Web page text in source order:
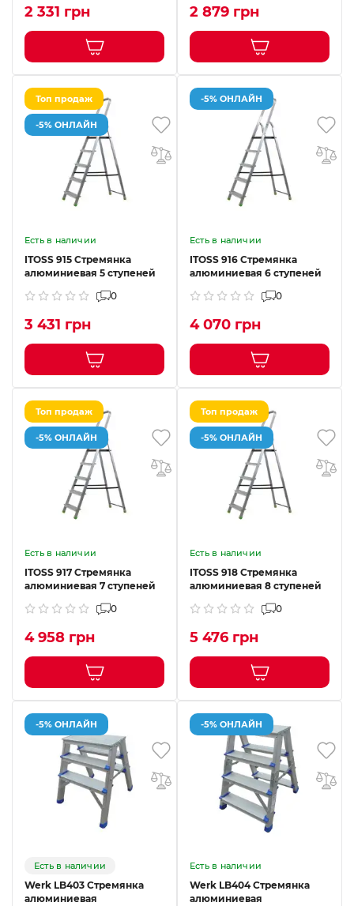
2 331 грн 2 879 грн
Топ продаж
-5% ОНЛАЙН
Есть в наличии
ITOSS 915 Стремянка
алюминиевая 5 ступеней
0
3 431 грн
-5% ОНЛАЙН
Есть в наличии
ITOSS 916 Стремянка
алюминиевая 6 ступеней
0
4 070 грн
Топ продаж
-5% ОНЛАЙН
Есть в наличии
ITOSS 917 Стремянка
алюминиевая 7 ступеней
0
4 958 грн
Топ продаж
-5% ОНЛАЙН
Есть в наличии
ITOSS 918 Стремянка
алюминиевая 8 ступеней
0
5 476 грн
-5% ОНЛАЙН
Есть в наличии
Werk LB403 Стремянка
алюминиевая
-5% ОНЛАЙН
Есть в наличии
Werk LB404 Стремянка
алюминиевая